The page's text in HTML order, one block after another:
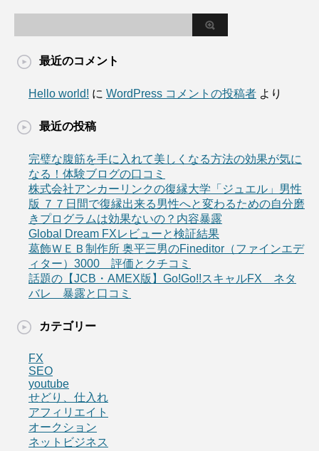
最近のコメント
Hello world! に WordPress コメントの投稿者 より
最近の投稿
完璧な腹筋を手に入れて美しくなる方法の効果が気に
なる！体験ブログの口コミ
株式会社アンカーリンクの復縁大学「ジュエル」男性
版 ７７日間で復縁出来る男性へと変わるための自分磨
きプログラムは効果ないの？内容暴露
Global Dream FXレビューと検証結果
葛飾ＷＥＢ制作所 奥平三男のFineditor（ファインエデ
ィター）3000 評価とクチコミ
話題の【JCB・AMEX版】Go!Go!!スキャルFX ネタ
バレ 暴露と口コミ
カテゴリー
FX
SEO
youtube
せどり、仕入れ
アフィリエイト
オークション
ネットビジネス